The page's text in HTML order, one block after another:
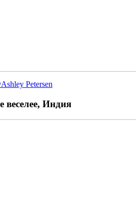
Petersen
веселее, Индия